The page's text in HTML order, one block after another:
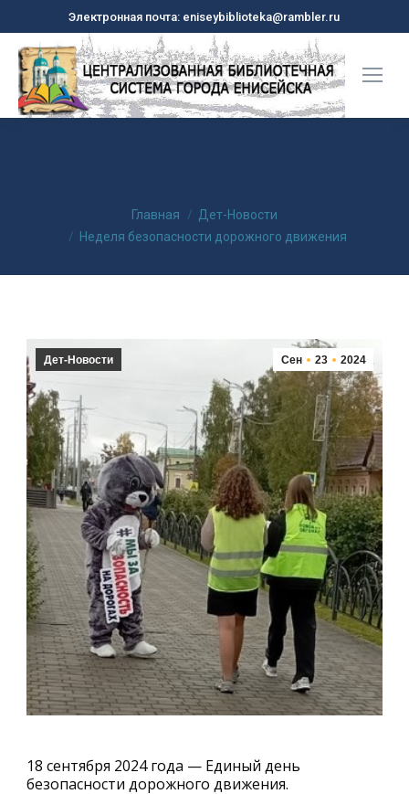
Электронная почта: eniseybiblioteka@rambler.ru
Главная
Дет-Новости
Неделя безопасности дорожного движения
Сен 23 2024
Дет-Новости
18 сентября 2024 года — Единый день
безопасности дорожного движения.